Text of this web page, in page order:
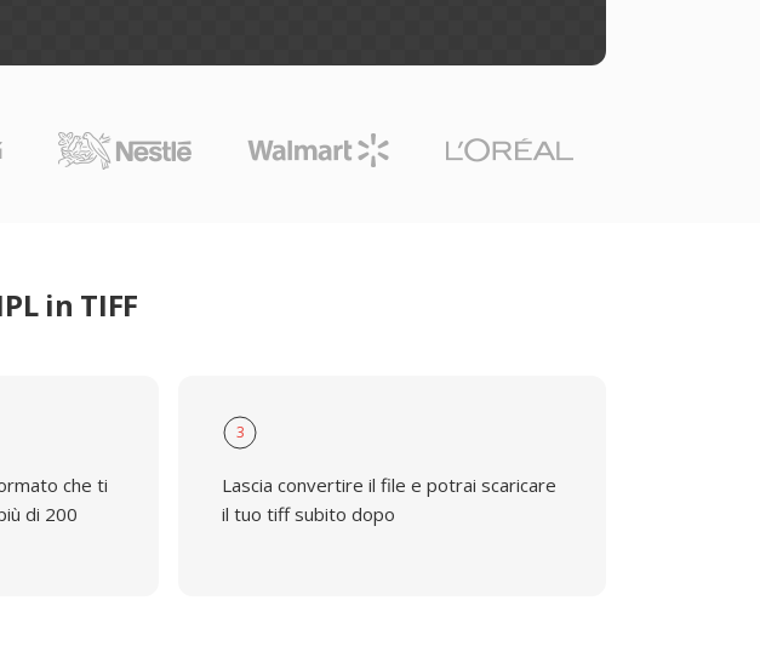
in TIFF
che ti
di 200
3
Lascia convertire il file e potrai scaricare
il tuo tiff subito dopo